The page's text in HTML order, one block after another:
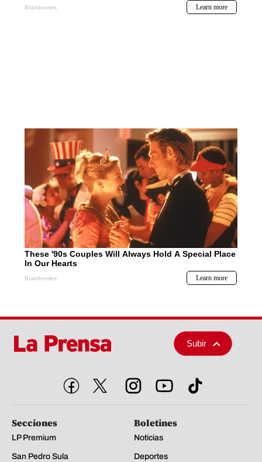
Subir
Secciones
LP Premium
San Pedro Sula
Boletines
Noticias
Deportes